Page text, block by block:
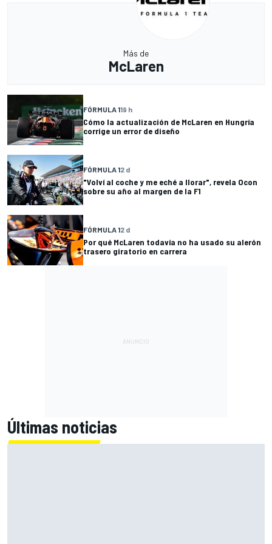
Más de
McLaren
FÓRMULA 119 h
Cómo la actualización de McLaren en Hungría
corrige un error de diseño
FÓRMULA 12 d
"Volví al coche y me eché a llorar", revela Ocon
sobre su año al margen de la F1
FÓRMULA 12 d
Por qué McLaren todavía no ha usado su alerón
trasero giratorio en carrera
Últimas noticias